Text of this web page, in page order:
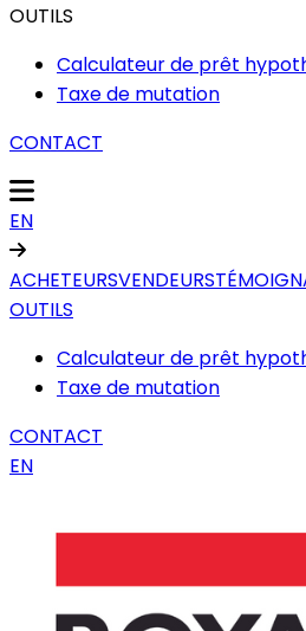
OUTILS
Calculateur de prêt
Taxe de mutation
CONTACT
EN
ACHETEURSVENDEURS
OUTILS
Calculateur de prêt
Taxe de mutation
CONTACT
EN